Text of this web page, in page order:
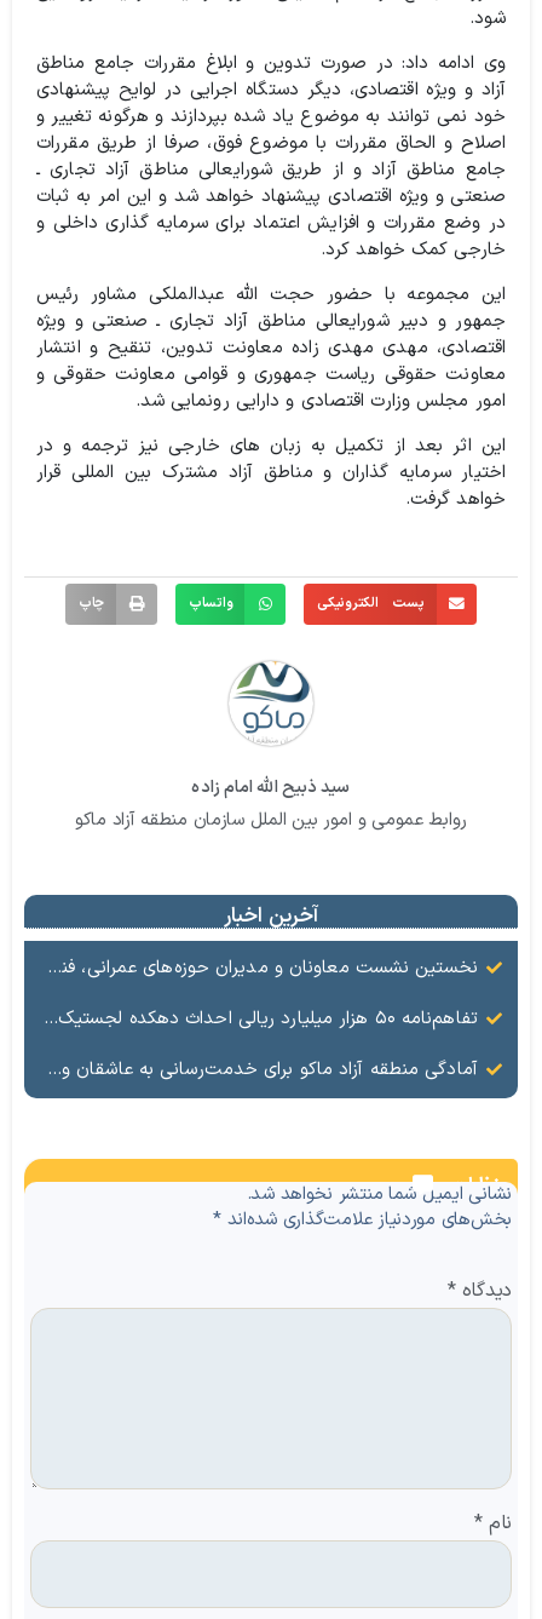
شود.
وی ادامه داد: در صورت تدوین و ابلاغ مقررات جامع مناطق
آزاد و ویژه اقتصادی، دیگر دستگاه اجرایی در لوایح پیشنهادی
خود نمی توانند به موضوع یاد شده بپردازند و هرگونه تغییر و
اصلاح و الحاق مقررات با موضوع فوق، صرفا از طریق مقررات
جامع مناطق آزاد و از طریق شورایعالی مناطق آزاد تجاری ـ
صنعتی و ویژه اقتصادی پیشنهاد خواهد شد و این امر به ثبات
در وضع مقررات و افزایش اعتماد برای سرمایه گذاری داخلی و
خارجی کمک خواهد کرد.
این مجموعه با حضور حجت الله عبدالملکی مشاور رئیس
جمهور و دبیر شورایعالی مناطق آزاد تجاری ـ صنعتی و ویژه
اقتصادی، مهدی مهدی زاده معاونت تدوین، تنقیح و انتشار
معاونت حقوقی ریاست جمهوری و قوامی معاونت حقوقی و
امور مجلس وزارت اقتصادی و دارایی رونمایی شد.
این اثر بعد از تکمیل به زبان های خارجی نیز ترجمه و در
اختیار سرمایه گذاران و مناطق آزاد مشترک بین المللی قرار
خواهد گرفت.
پست الکترونیکی واتساپ چاپ
سید ذبیح الله امام زاده
روابط عمومی و امور بین الملل سازمان منطقه آزاد ماکو
آخرین اخبار
نخستین نشست معاونان و مدیران حوزه‌های عمرانی، فنی، شهرسازی، محیط‌زیست، خدمات شهری و لجستیک ۱۸ منطقه آزاد در سال ۱۴۰۵ برگزار شد
تفاهم‌نامه ۵۰ هزار میلیارد ریالی احداث دهکده لجستیک ماکو امضا شد
آمادگی منطقه آزاد ماکو برای خدمت‌رسانی به عاشقان ولایت در آیین وداع و تشییع قائد امت
نظرات
نشانی ایمیل شما منتشر نخواهد شد.
بخش‌های موردنیاز علامت‌گذاری شده‌اند*
دیدگاه*
نام *